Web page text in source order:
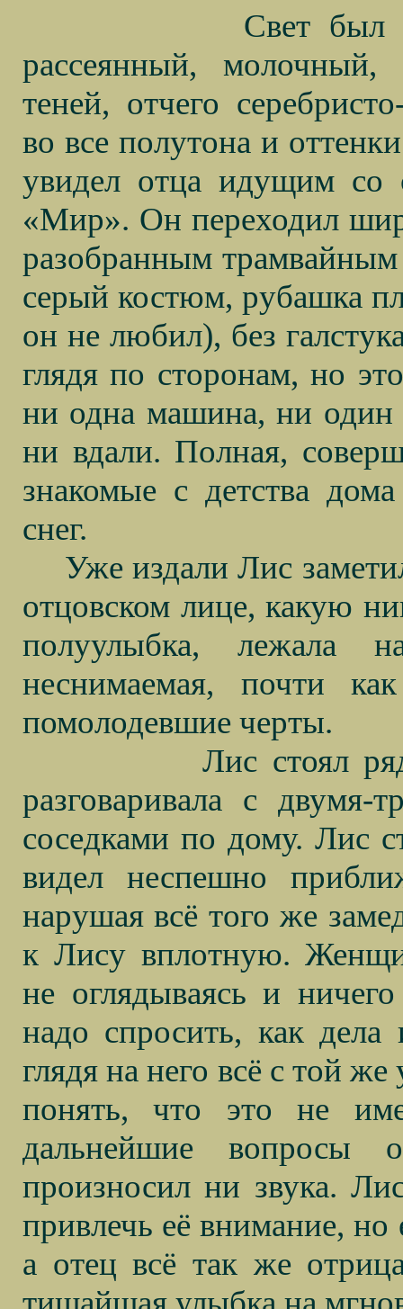
Свет был
рассеянный, молочный,
теней, отчего
во все полутона и
увидел отца идущим со
«Мир». Он переходил
разобранным
серый костюм, рубашка
он не любил), без
глядя по сторонам, но
ни одна машина, ни один
ни вдали. Полная,
знакомые с детства
снег.
Уже издали Лис
отцовском лице, какую
полуулыбка, лежала
неснимаемая, почти
помолодевшие черты.
Лис стоял
разговаривала с двумя-
соседками по дому. Лис
видел неспешно
нарушая всё того же
к Лису вплотную.
не оглядываясь и
надо спросить, как
глядя на него всё с той
понять, что это не
дальнейшие
произносил ни звука.
привлечь её внимание, но
а отец всё так же